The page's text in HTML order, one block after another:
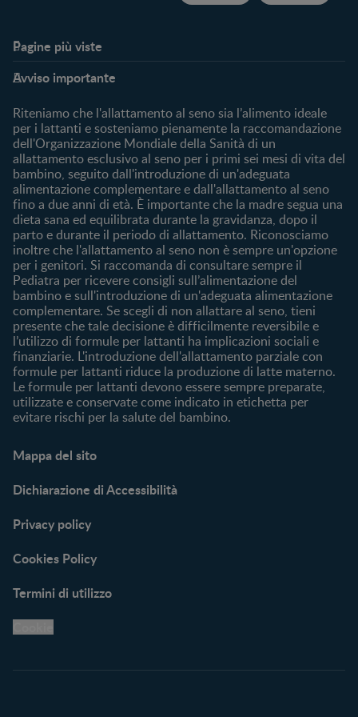
Pagine più viste​
My Expert
FAQ
Contattaci
Chi Siamo
Accedi/registrati
Acquista
Cerca prodotto
I nostri brand
Cerca un negozio
Avviso importante
Riteniamo che l'allattamento al seno sia l’alimento ideale
per i lattanti e sosteniamo pienamente la raccomandazione
dell'Organizzazione Mondiale della Sanità di un
allattamento esclusivo al seno per i primi sei mesi di vita del
bambino, seguito dall'introduzione di un'adeguata
alimentazione complementare e dall'allattamento al seno
fino a due anni di età. È importante che la madre segua una
dieta sana ed equilibrata durante la gravidanza, dopo il
parto e durante il periodo di allattamento. Riconosciamo
inoltre che l'allattamento al seno non è sempre un'opzione
per i genitori. Si raccomanda di consultare sempre il
Pediatra per ricevere consigli sull’alimentazione del
bambino e sull'introduzione di un'adeguata alimentazione
complementare. Se scegli di non allattare al seno, tieni
presente che tale decisione è difficilmente reversibile e
l’utilizzo di formule per lattanti ha implicazioni sociali e
finanziarie. L'introduzione dell'allattamento parziale con
formule per lattanti riduce la produzione di latte materno.
Le formule per lattanti devono essere sempre preparate,
utilizzate e conservate come indicato in etichetta per
evitare rischi per la salute del bambino.
Mappa del sito
Dichiarazione di Accessibilità
Privacy policy
Cookies Policy
Termini di utilizzo